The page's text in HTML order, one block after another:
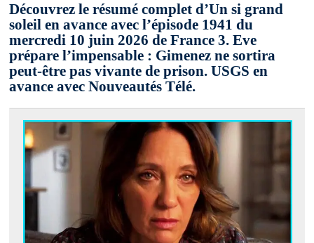
Découvrez le résumé complet d’Un si grand
soleil en avance avec l’épisode 1941 du
mercredi 10 juin 2026 de France 3. Eve
prépare l’impensable : Gimenez ne sortira
peut-être pas vivante de prison. USGS en
avance avec Nouveautés Télé.